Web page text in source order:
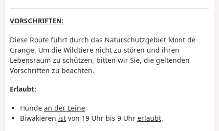
VORSCHRIFTEN:
Diese Route führt durch das Naturschutzgebiet Mont de
Grange. Um die Wildtiere nicht zu stören und ihren
Lebensraum zu schützen, bitten wir Sie, die geltenden
Vorschriften zu beachten.
Erlaubt:
Hunde an der Leine
Biwakieren ist von 19 Uhr bis 9 Uhr erlaubt.